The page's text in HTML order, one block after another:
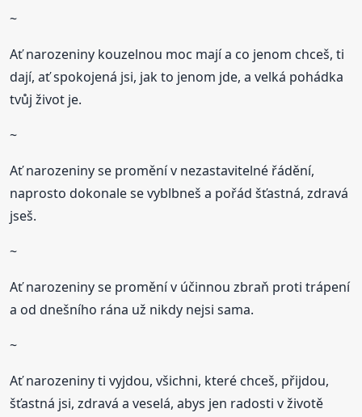
~
Ať narozeniny kouzelnou moc mají a co jenom chceš, ti
dají, ať spokojená jsi, jak to jenom jde, a velká pohádka
tvůj život je.
~
Ať narozeniny se promění v nezastavitelné řádění,
naprosto dokonale se vyblbneš a pořád šťastná, zdravá
jseš.
~
Ať narozeniny se promění v účinnou zbraň proti trápení
a od dnešního rána už nikdy nejsi sama.
~
Ať narozeniny ti vyjdou, všichni, které chceš, přijdou,
šťastná jsi, zdravá a veselá, abys jen radosti v životě